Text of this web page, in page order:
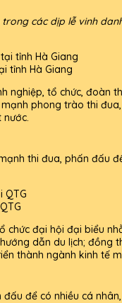
các dịp lễ vinh
tỉnh Hà Giang
nghiệp, tổ chức, đoàn
phong trào thi
thi đua, phấn đấu
đại hội đại biểu
dẫn du lịch;
thành ngành kinh tế
để có nhiều cá